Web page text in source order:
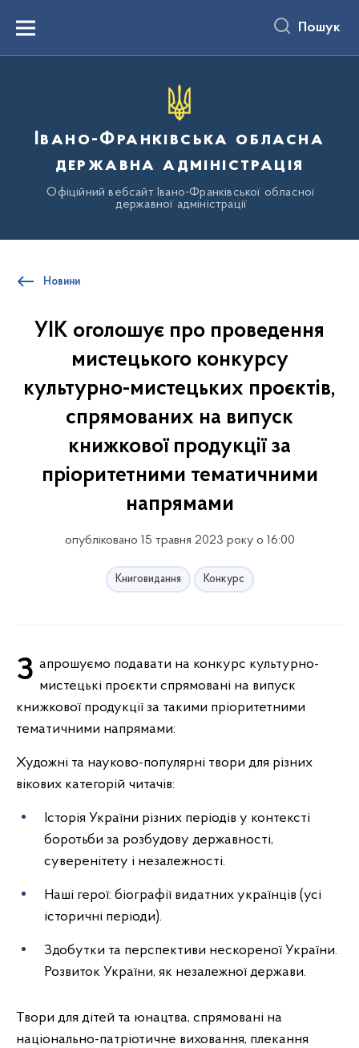
вмістуMenu Пошук
Івано-Франківська обласна
державна адміністрація
Офіційний вебсайт Івано-Франківської обласної
державної адміністрації
Новини
УІК оголошує про проведення
мистецького конкурсу
культурно-мистецьких проєктів,
спрямованих на випуск
книжкової продукції за
пріоритетними тематичними
напрямами
опубліковано 15 травня 2023 року о 16:00
Книговидання Конкурс
Запрошуємо подавати на конкурс культурно- мистецькі проєкти спрямовані на випуск
книжкової продукції за такими пріоритетними
тематичними напрямами:
Художні та науково-популярні твори для різних
вікових категорій читачів:
Історія України різних періодів у контексті
боротьби за розбудову державності,
суверенітету і незалежності.
Наші герої: біографії видатних українців (усі
історичні періоди).
Здобутки та перспективи нескореної України.
Розвиток України, як незалежної держави.
Твори для дітей та юнацтва, спрямовані на
національно-патріотичне виховання, плекання